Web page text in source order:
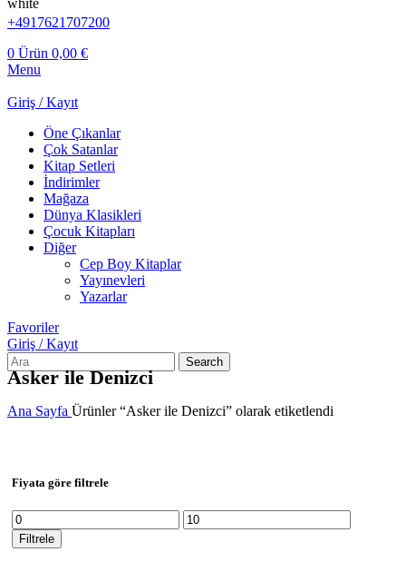
+4917621707200
0 Ürün 0,00 €
Menu
Giriş / Kayıt
Öne Çıkanlar
Çok Satanlar
Kitap Setleri
İndirimler
Mağaza
Dünya Klasikleri
Çocuk Kitapları
Diğer
Cep Boy Kitaplar
Yayınevleri
Yazarlar
Favoriler
Giriş / Kayıt
Search
Asker ile Denizci
Ana Sayfa Ürünler “Asker ile Denizci” olarak etiketlendi
Fiyata göre filtrele
En
düşük
fiyat
En
yüksek
Filtrele